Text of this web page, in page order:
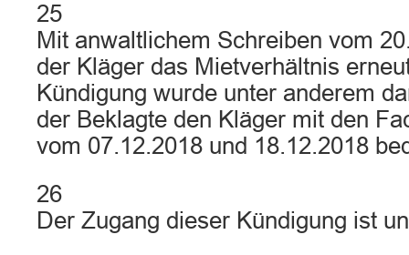
25
Mit anwaltlichem Schreiben vom
der Kläger das Mietverhältnis
Kündigung wurde unter anderem
der Beklagte den Kläger mit den
vom 07.12.2018 und 18.12.2018
26
Der Zugang dieser Kündigung ist